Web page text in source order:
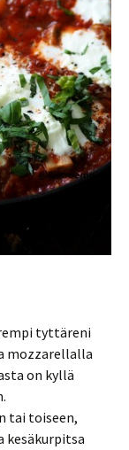
tyttäreni
mozzarellalla
on kyllä
tai toiseen,
kesäkurpitsa